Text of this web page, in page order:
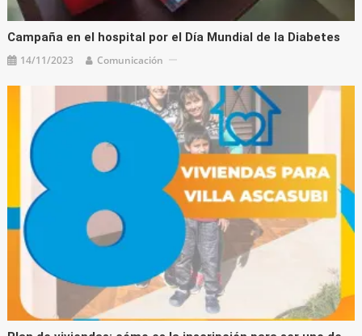
Campaña en el hospital por el Día Mundial de la Diabetes
14/11/2023 Comunicación